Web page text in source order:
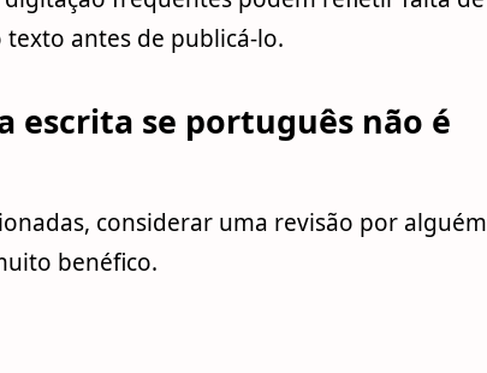
antes de publicá-lo.
escrita se português não é
considerar uma revisão por alguém
benéfico.